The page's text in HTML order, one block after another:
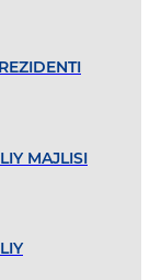
MAJLISI